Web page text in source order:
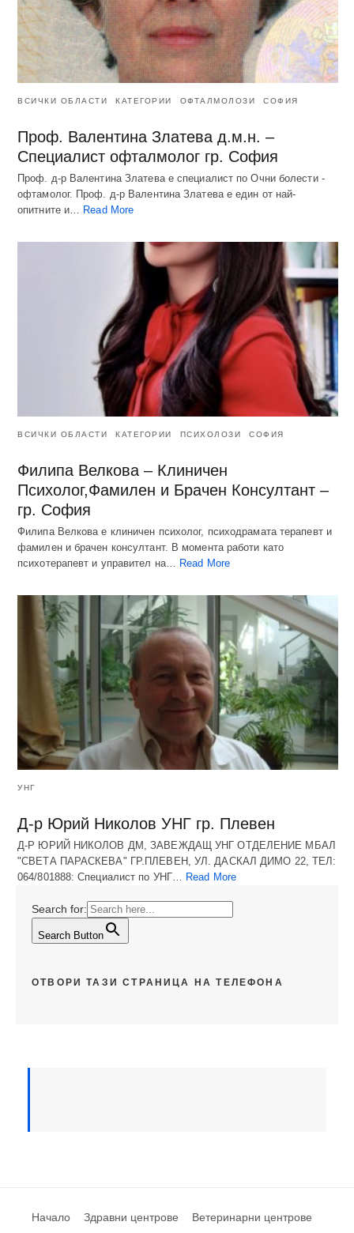
ВСИЧКИ ОБЛАСТИ КАТЕГОРИИ ОФТАЛМОЛОЗИ СОФИЯ
Проф. Валентина Златева д.м.н. –
Специалист офталмолог гр. София
Проф. д-р Валентина Златева е специалист по Очни болести -
офтамолог. Проф. д-р Валентина Златева е един от най-
опитните и… Read More
ВСИЧКИ ОБЛАСТИ КАТЕГОРИИ ПСИХОЛОЗИ СОФИЯ
Филипа Велкова – Клиничен
Психолог,Фамилен и Брачен Консултант –
гр. София
Филипа Велкова е клиничен психолог, психодрамата терапевт и
фамилен и брачен консултант. В момента работи като
психотерапевт и управител на…
Read More
УНГ
Д-р Юрий Николов УНГ гр. Плевен
Д-Р ЮРИЙ НИКОЛОВ ДМ, ЗАВЕЖДАЩ УНГ ОТДЕЛЕНИЕ МБАЛ
"СВЕТА ПАРАСКЕВА" ГР.ПЛЕВЕН, УЛ. ДАСКАЛ ДИМО 22, ТЕЛ:
064/801888: Специалист по УНГ… Read More
Search for:
Search Button
ОТВОРИ ТАЗИ СТРАНИЦА НА ТЕЛЕФОНА
Начало Здравни центрове Ветеринарни центрове